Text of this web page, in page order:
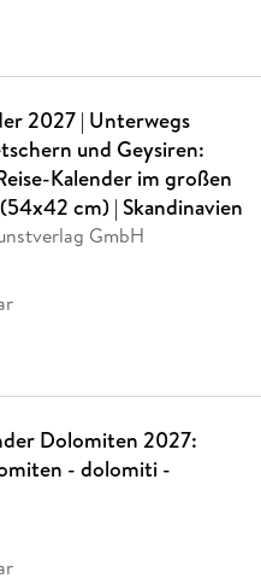
2027 | Unterwegs
und Geysiren:
Kalender im großen
cm) | Skandinavien
GmbH
Dolomiten 2027:
- dolomiti -